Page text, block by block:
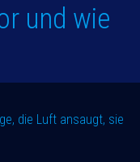
und wie
die Luft ansaugt, sie